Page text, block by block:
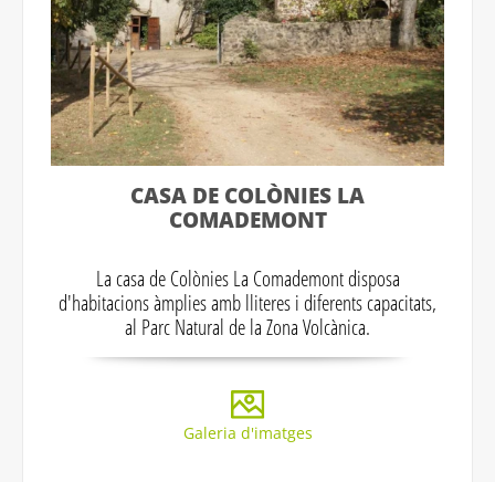
CASA DE COLÒNIES LA
COMADEMONT
La casa de Colònies La Comademont disposa
d'habitacions àmplies amb lliteres i diferents capacitats,
al Parc Natural de la Zona Volcànica.
Galeria d'imatges